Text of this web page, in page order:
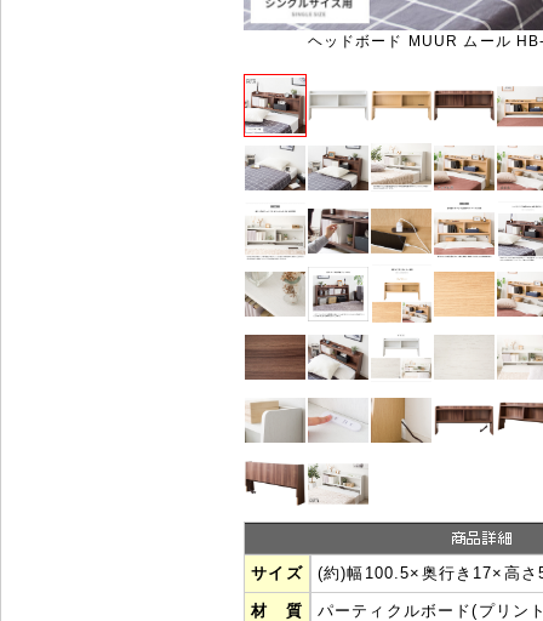
ヘッドボード MUUR ムール
サイズ (約)幅100.5×奥行き17×高さ
材 質 パーティクルボード(プリン